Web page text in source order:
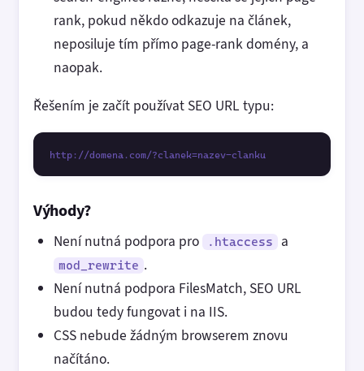
rank, pokud někdo odkazuje na článek,
neposiluje tím přímo page-rank domény, a
naopak.
Řešením je začít používat SEO URL typu:
http://domena.com/?clanek=nazev-clanku
Výhody?
Není nutná podpora pro .htaccess a
mod_rewrite .
Není nutná podpora FilesMatch, SEO URL
budou tedy fungovat i na IIS.
CSS nebude žádným browserem znovu
načítáno.